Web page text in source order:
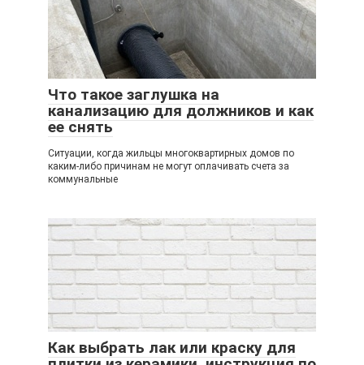
Что такое заглушка на
канализацию для должников и как
ее снять
Ситуации, когда жильцы многоквартирных домов по
каким-либо причинам не могут оплачивать счета за
коммунальные
Как выбрать лак или краску для